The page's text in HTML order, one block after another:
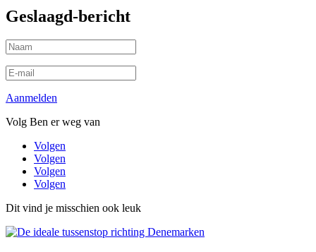
Geslaagd-bericht
Aanmelden
Volg Ben er weg van
Volgen
Volgen
Volgen
Volgen
Dit vind je misschien ook leuk